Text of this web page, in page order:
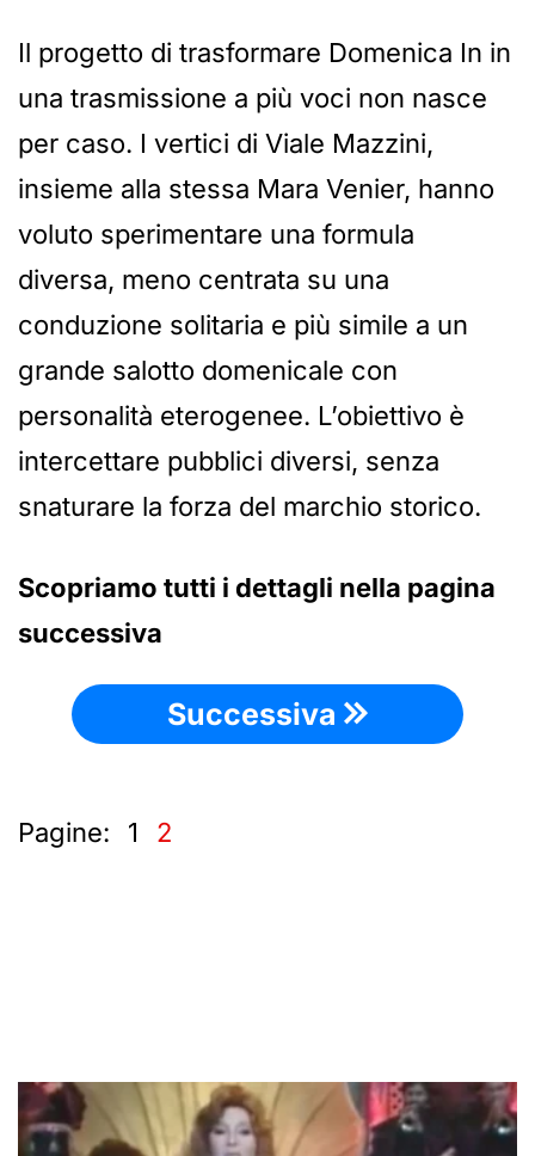
Il progetto di trasformare Domenica In in
una trasmissione a più voci non nasce
per caso. I vertici di Viale Mazzini,
insieme alla stessa Mara Venier, hanno
voluto sperimentare una formula
diversa, meno centrata su una
conduzione solitaria e più simile a un
grande salotto domenicale con
personalità eterogenee. L’obiettivo è
intercettare pubblici diversi, senza
snaturare la forza del marchio storico.
Scopriamo tutti i dettagli nella pagina
successiva
Successiva
Pagine: 1 2